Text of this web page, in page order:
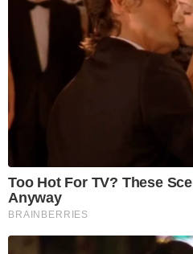
Too Hot For TV? These
Anyway
BRAINBERRIES